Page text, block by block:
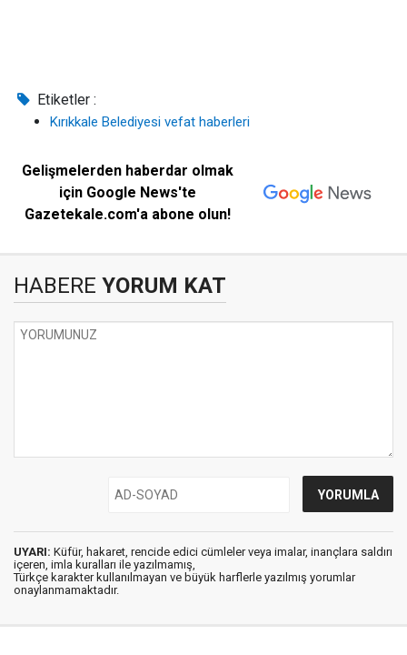
Etiketler :
Kırıkkale Belediyesi vefat haberleri
Gelişmelerden haberdar olmak
için Google News'te
Gazetekale.com'a abone olun!
HABERE YORUM KAT
UYARI: Küfür, hakaret, rencide edici cümleler veya imalar, inançlara saldırı
içeren, imla kuralları ile yazılmamış,
Türkçe karakter kullanılmayan ve büyük harflerle yazılmış yorumlar
onaylanmamaktadır.